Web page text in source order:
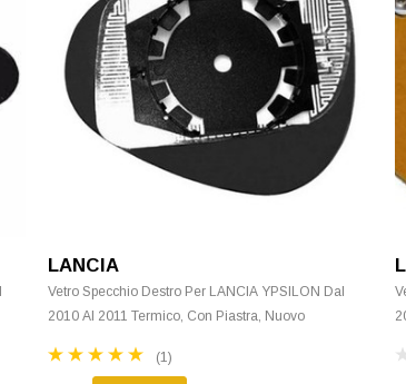
LANCIA
Vetro Specchio Destro Per LANCIA YPSILON Dal
2010 Al 2011 Termico, Con Piastra, Nuovo
(1)